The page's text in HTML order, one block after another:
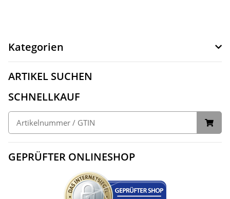
Kategorien
ARTIKEL SUCHEN
SCHNELLKAUF
GEPRÜFTER ONLINESHOP